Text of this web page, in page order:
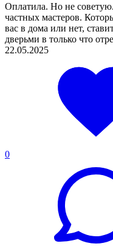
Оплатила. Но не
частных мастеров.
вас в дома или нет,
дверьми в только что
22.05.2025
0